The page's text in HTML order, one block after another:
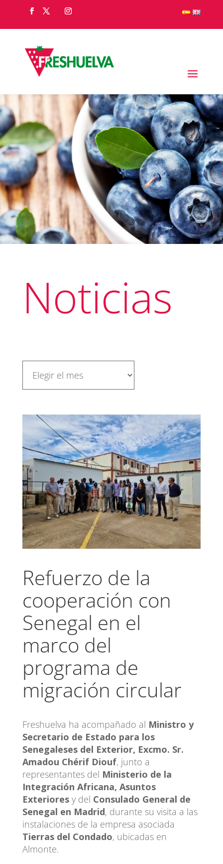
Noticias
Refuerzo de la
cooperación con
Senegal en el
marco del
programa de
migración circular
Freshuelva ha acompañado al Ministro y
Secretario de Estado para los
Senegaleses del Exterior, Excmo. Sr.
Amadou Chérif Diouf, junto a
representantes del Ministerio de la
Integración Africana, Asuntos
Exterioresy del Consulado General de
Senegal en Madrid, durante su visita a las
instalaciones de la empresa asociada
Tierras del Condado, ubicadas en
Almonte.